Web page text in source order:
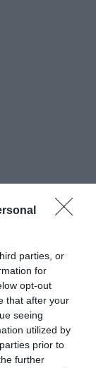
parties, or
for
opt-out
that after your
seeing
utilized by
prior to
further
AZ ÜNNEP